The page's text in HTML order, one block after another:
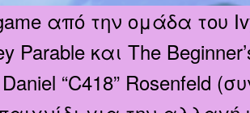
από την ομάδα του
Parable και The
“C418” Rosenfeld